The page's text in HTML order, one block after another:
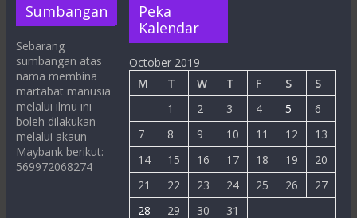
Sumbangan
Sebarang
sumbangan atas
nama membina
martabat manusia
melalui ilmu ini
boleh dilakukan
melalui akaun
Maybank berikut:
569972068274
Peka
Kalendar
October 2019
M
T W T F S
S
1
2 3 4 5
6
7
8 9 10 11 12
13
14
15 16 17 18 19
20
21
22 23 24 25 26
27
28
29 30 31